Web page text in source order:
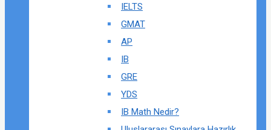
IELTS
GMAT
AP
IB
GRE
YDS
IB Math Nedir?